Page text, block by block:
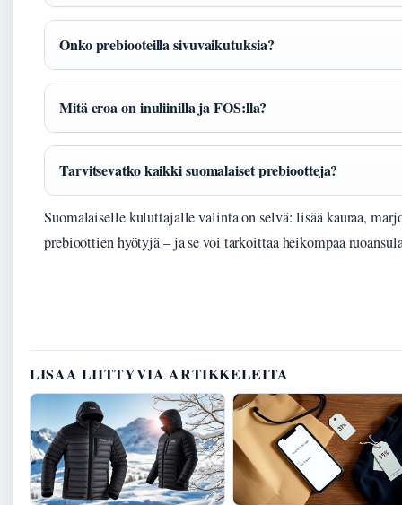
Onko prebiooteilla sivuvaikutuksia?
Mitä eroa on inuliinilla ja FOS:lla?
Tarvitsevatko kaikki suomalaiset prebiootteja?
Suomalaiselle kuluttajalle valinta on selvä: lisää kauraa,
prebioottien hyötyjä – ja se voi tarkoittaa heikompaa
LISAA LIITTYVIA ARTIKKELEITA